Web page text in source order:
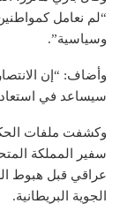
“لم نعامل
وسياسية”.
وأضاف: “إن
سيساعد في
سفير المملكة
عراقي قبل هبوط
الجوية البريطانية.